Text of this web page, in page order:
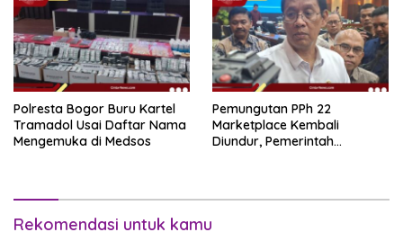
Polresta Bogor Buru Kartel
Tramadol Usai Daftar Nama
Mengemuka di Medsos
Pemungutan PPh 22
Marketplace Kembali
Diundur, Pemerintah
Rekomendasi untuk kamu